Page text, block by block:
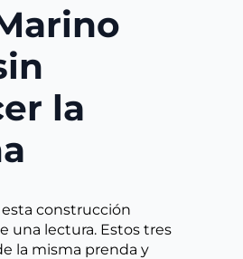
la
construcción
una lectura. Estos tres
la misma prenda y